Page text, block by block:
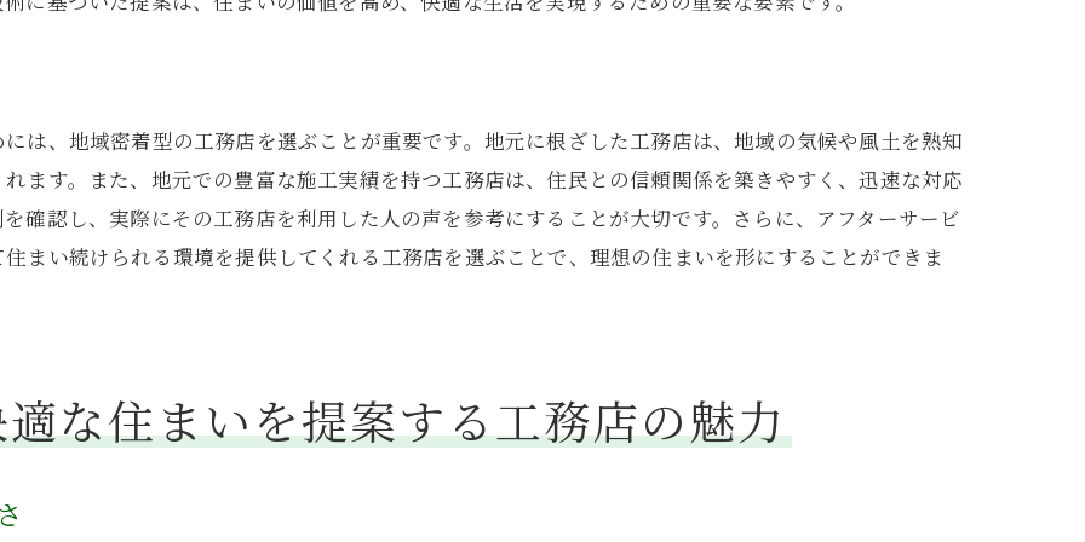
住まいのメンテナンス方法
住まいの断熱性能を維持する方法
工務店が提供する暮らしのサポートサービス
店が提供する福島県いわき市の理想的な住まいの形
オーダーメイド住宅の魅力
都市と自然を調和させた住宅デザイン
ライフスタイルに合った住まいの提案
県いわき市で工務店が進める住まいの断熱と快適性
は、地域密着型の工務店を選ぶことが重要です。地元に根ざした工務店は、地域の気候や風土を熟知
ます。また、地元での豊富な施工実績を持つ工務店は、住民との信頼関係を築きやすく、迅速な対応
確認し、実際にその工務店を利用した人の声を参考にすることが大切です。さらに、アフターサービ
まい続けられる環境を提供してくれる工務店を選ぶことで、理想の住まいを形にすることができま
な住まいを提案する工務店の魅力